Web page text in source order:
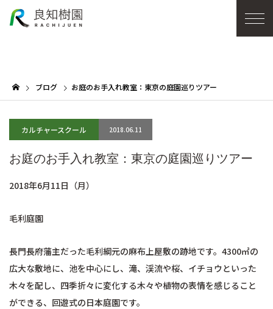
ブログ お庭のお手入れ教室：東京の庭園巡りツアー
カルチャースクール 2018.06.11
お庭のお手入れ教室：東京の庭園巡りツアー
2018年6月11日（月）
毛利庭園
長門長府藩主だった毛利綱元の麻布上屋敷の跡地です。4300㎡の
広大な敷地に、池を中心にし、滝、渓流や桜、イチョウといった
木々を配し、四季折々に変化する木々や植物の表情を感じること
ができる、回遊式の日本庭園です。